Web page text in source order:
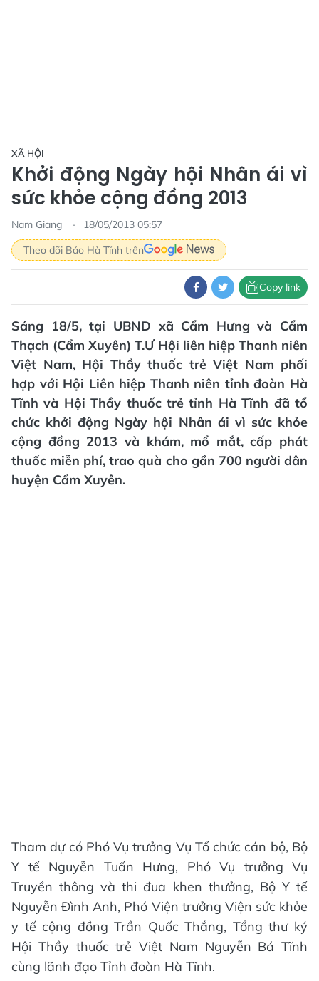
XÃ HỘI
Khởi động Ngày hội Nhân ái vì
sức khỏe cộng đồng 2013
Nam Giang
18/05/2013 05:57
Theo dõi Báo Hà Tĩnh trên
Copy link
Sáng 18/5, tại UBND xã Cẩm Hưng và Cẩm
Thạch (Cẩm Xuyên) T.Ư Hội liên hiệp Thanh niên
Việt Nam, Hội Thầy thuốc trẻ Việt Nam phối
hợp với Hội Liên hiệp Thanh niên tỉnh đoàn Hà
Tĩnh và Hội Thầy thuốc trẻ tỉnh Hà Tĩnh đã tổ
chức khởi động Ngày hội Nhân ái vì sức khỏe
cộng đồng 2013 và khám, mổ mắt, cấp phát
thuốc miễn phí, trao quà cho gần 700 người dân
huyện Cẩm Xuyên.
Tham dự có Phó Vụ trưởng Vụ Tổ chức cán bộ, Bộ
Y tế Nguyễn Tuấn Hưng, Phó Vụ trưởng Vụ
Truyền thông và thi đua khen thưởng, Bộ Y tế
Nguyễn Đình Anh, Phó Viện trưởng Viện sức khỏe
y tế cộng đồng Trần Quốc Thắng, Tổng thư ký
Hội Thầy thuốc trẻ Việt Nam Nguyễn Bá Tĩnh
cùng lãnh đạo Tỉnh đoàn Hà Tĩnh.